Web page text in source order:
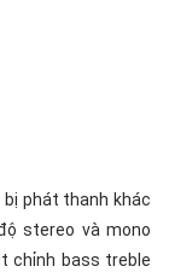
phát thanh khác
stereo và mono
chỉnh bass treble